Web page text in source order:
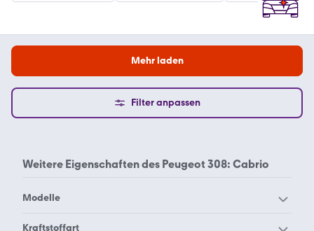
Mehr laden
Filter anpassen
Weitere Eigenschaften des Peugeot 308: Cabrio
Modelle
Peugeot 1007
Kraftstoffart